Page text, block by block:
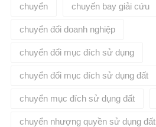
chuyển chuyến bay giải cứu
chuyển đổi doanh nghiệp
chuyển đổi mục đích sử dụng
chuyển đổi mục đích sử dụng đất
chuyển mục đích sử dụng đất
chuyển nhượng quyền sử dụng đất